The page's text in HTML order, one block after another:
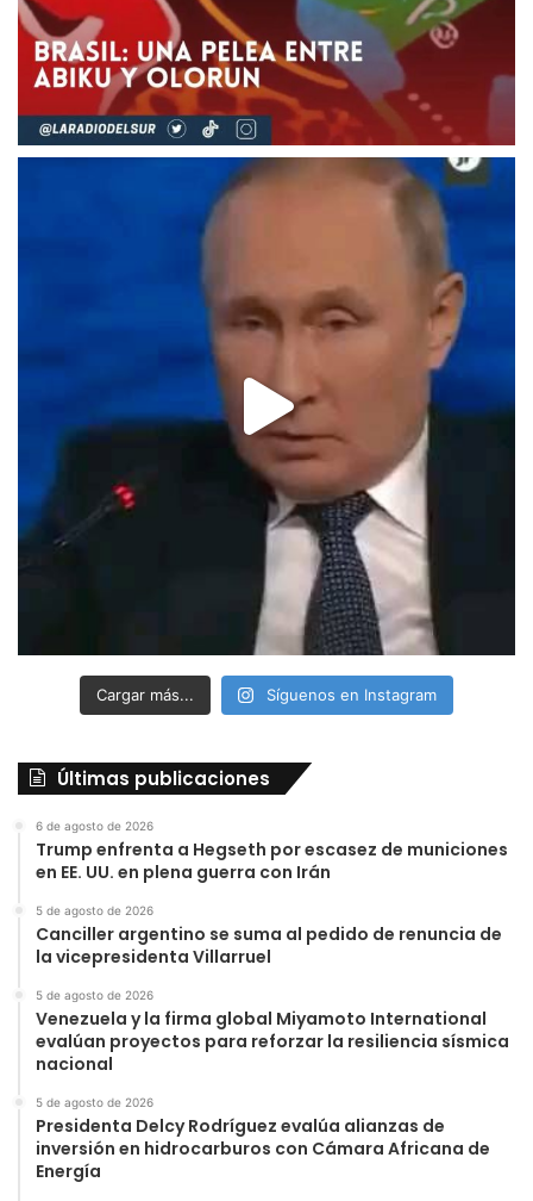
Cargar más... Síguenos en Instagram
Últimas publicaciones
6 de agosto de 2026
Trump enfrenta a Hegseth por escasez de municiones
en EE. UU. en plena guerra con Irán
5 de agosto de 2026
Canciller argentino se suma al pedido de renuncia de
la vicepresidenta Villarruel
5 de agosto de 2026
Venezuela y la firma global Miyamoto International
evalúan proyectos para reforzar la resiliencia sísmica
nacional
5 de agosto de 2026
Presidenta Delcy Rodríguez evalúa alianzas de
inversión en hidrocarburos con Cámara Africana de
Energía